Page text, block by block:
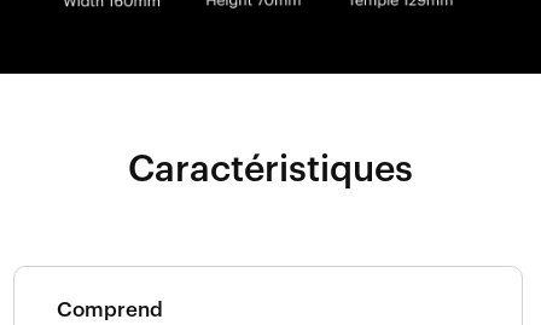
Caractéristiques
Comprend